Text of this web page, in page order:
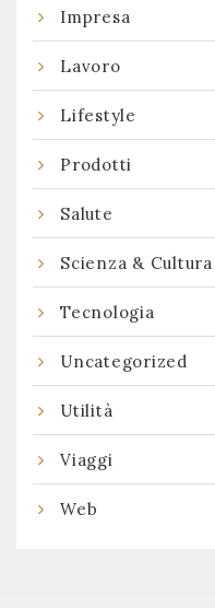
Impresa
Lavoro
Lifestyle
Prodotti
Salute
Scienza & Cultura
Tecnologia
Uncategorized
Utilità
Viaggi
Web